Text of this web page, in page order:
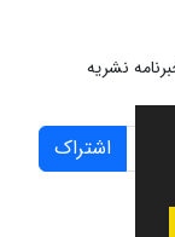
نشریه
اشتراک